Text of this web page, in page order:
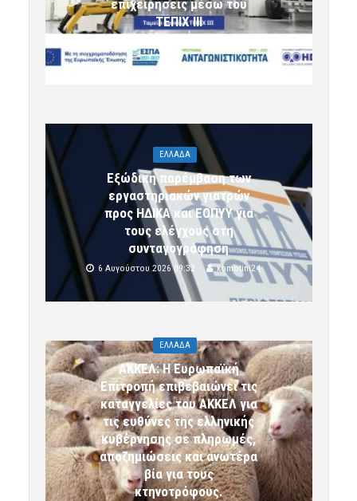
επιχειρήσεις μέσω του
ΤΕΠΙΧ ΙΙΙ
ΕΛΛΑΔΑ
Εξώδικη παρέμβαση των
εργαστηριακών γιατρών
προς ΗΔΙΚΑ και ΕΟΠΥΥ για
τους ελέγχους στη
συνταγογράφηση
6 Αυγούστου 2026 09:32 komotini24
ΕΛΛΑΔΑ
ΑΚΚΕΛ: Η Ευρωπαϊκή
Επιτροπή επιβεβαιώνει τις
καταγγελίες του ΑΚΚΕΛ για
τις ευθύνες της ελληνικής
κυβέρνησης σε πληρωμές,
αποζημιώσεις και ανωτέρα
βία για τους
κτηνοτρόφους.